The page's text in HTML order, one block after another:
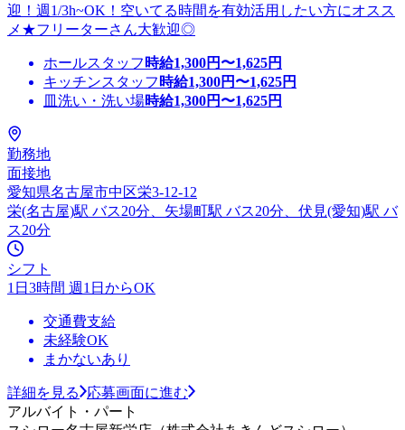
迎！週1/3h~OK！空いてる時間を有効活用したい方にオスス
メ★フリーターさん大歓迎◎
ホールスタッフ 時給1,300円〜1,625円
キッチンスタッフ 時給1,300円〜1,625円
皿洗い・洗い場時給1,300円〜1,625円
勤務地
面接地
愛知県名古屋市中区栄3-12-12
栄(名古屋)駅 バス20分、矢場町駅 バス20分、伏見(愛知)駅 バ
ス20分
シフト
1日3時間 週1日からOK
交通費支給
未経験OK
まかないあり
詳細を見る
応募画面に進む
アルバイト・パート